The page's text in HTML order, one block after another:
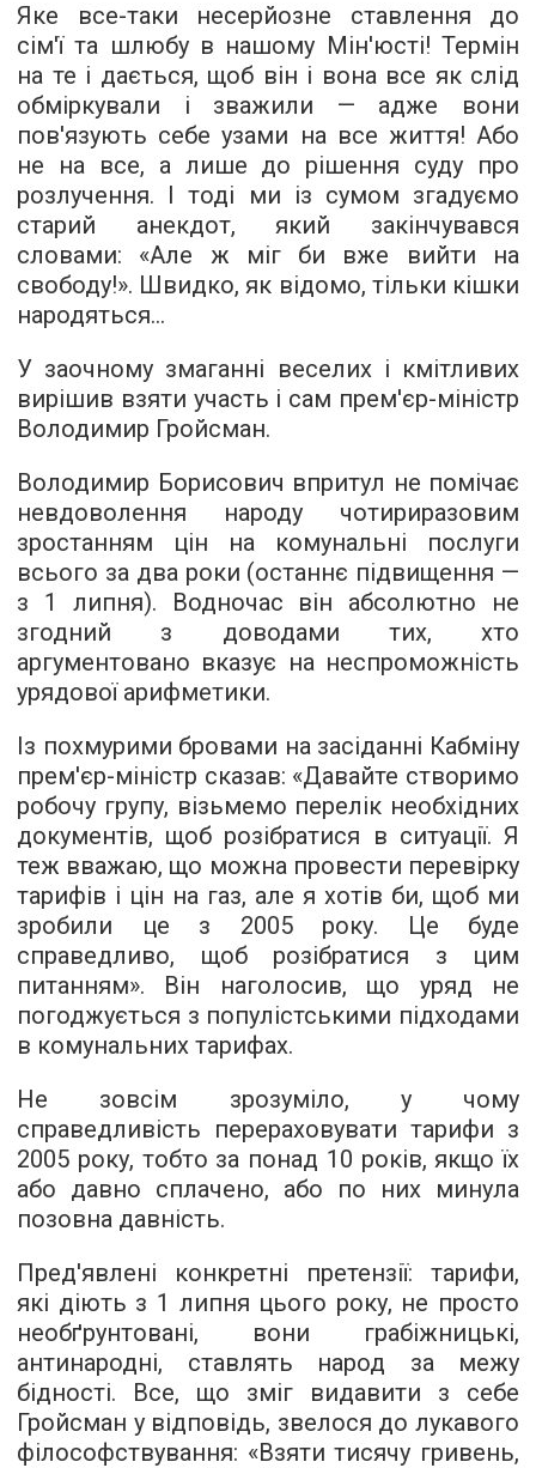
Яке все-таки несерйозне ставлення до
сім'ї та шлюбу в нашому Мін'юсті! Термін
на те і дається, щоб він і вона все як слід
обміркували і зважили — адже вони
пов'язують себе узами на все життя! Або
не на все, а лише до рішення суду про
розлучення. І тоді ми із сумом згадуємо
старий анекдот, який закінчувався
словами: «Але ж міг би вже вийти на
свободу!». Швидко, як відомо, тільки кішки
народяться...
У заочному змаганні веселих і кмітливих
вирішив взяти участь і сам прем'єр-міністр
Володимир Гройсман.
Володимир Борисович впритул не помічає
невдоволення народу чотириразовим
зростанням цін на комунальні послуги
всього за два роки (останнє підвищення —
з 1 липня). Водночас він абсолютно не
згодний з доводами тих, хто
аргументовано вказує на неспроможність
урядової арифметики.
Із похмурими бровами на засіданні Кабміну
прем'єр-міністр сказав: «Давайте створимо
робочу групу, візьмемо перелік необхідних
документів, щоб розібратися в ситуації. Я
теж вважаю, що можна провести перевірку
тарифів і цін на газ, але я хотів би, щоб ми
зробили це з 2005 року. Це буде
справедливо, щоб розібратися з цим
питанням». Він наголосив, що уряд не
погоджується з популістськими підходами
в комунальних тарифах.
Не зовсім зрозуміло, у чому
справедливість перераховувати тарифи з
2005 року, тобто за понад 10 років, якщо їх
або давно сплачено, або по них минула
позовна давність.
Пред'явлені конкретні претензії: тарифи,
які діють з 1 липня цього року, не просто
необґрунтовані, вони грабіжницькі,
антинародні, ставлять народ за межу
бідності. Все, що зміг видавити з себе
Гройсман у відповідь, звелося до лукавого
філософствування: «Взяти тисячу гривень,